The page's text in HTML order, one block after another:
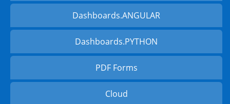
Dashboards.ANGULAR
Dashboards.PYTHON
PDF Forms
Cloud